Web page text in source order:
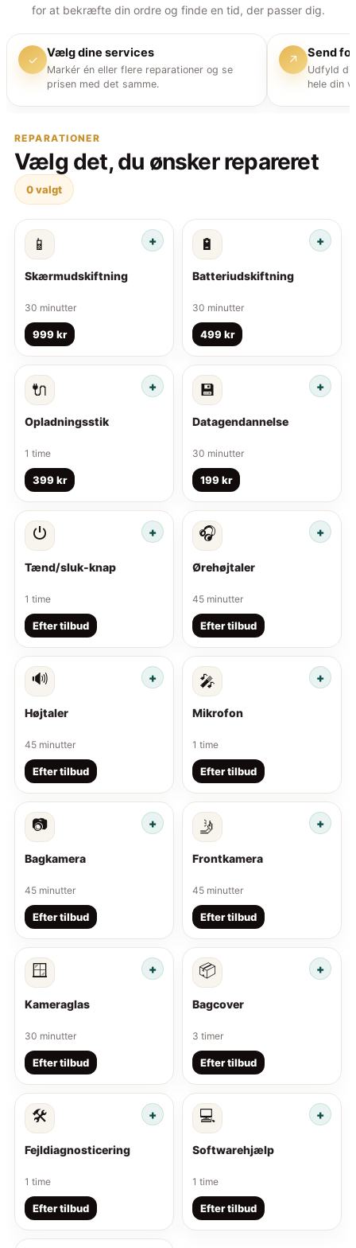
for at bekræfte din ordre og finde en tid, der passer dig.
✓ Vælg dine services
Markér én eller flere reparationer og se
prisen med det samme.
↗ Send
Udfyld
hele din
REPARATIONER
Vælg det, du ønsker repareret
0valgt
📱
Skærmudskiftning
30 minutter
999 kr
🔋
Batteriudskiftning
30 minutter
499 kr
🔌
Opladningsstik
1 time
399 kr
💾
Datagendannelse
30 minutter
199 kr
⏻
Tænd/sluk-knap
1 time
Efter tilbud
🎧
Ørehøjtaler
45 minutter
Efter tilbud
🔊
Højtaler
45 minutter
Efter tilbud
🎤
Mikrofon
1 time
Efter tilbud
📷
Bagkamera
45 minutter
Efter tilbud
🤳
Frontkamera
45 minutter
Efter tilbud
🪟
Kameraglas
30 minutter
Efter tilbud
📦
Bagcover
3 timer
Efter tilbud
🛠️
Fejldiagnosticering
1 time
Efter tilbud
💻
Softwarehjælp
1 time
Efter tilbud